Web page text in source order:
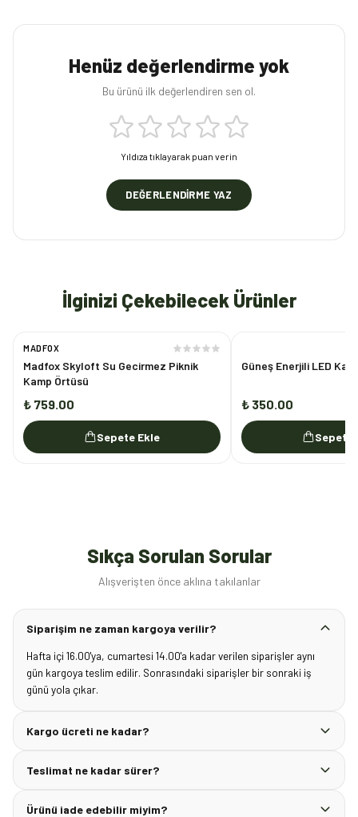
Henüz değerlendirme yok
Bu ürünü ilk değerlendiren sen ol.
Yıldıza tıklayarak puan verin
DEĞERLENDIRME YAZ
İlginizi Çekebilecek Ürünler
MADFOX
Madfox Skyloft Su Gecirmez Piknik
Kamp Örtüsü
₺ 759.00
Sepete Ekle
Güneş Enerjili LED
₺ 350.00
Sepete
Sıkça Sorulan Sorular
Alışverişten önce aklına takılanlar
Siparişim ne zaman kargoya verilir?
Hafta içi 16.00'ya, cumartesi 14.00'a kadar verilen siparişler aynı
gün kargoya teslim edilir. Sonrasındaki siparişler bir sonraki iş
günü yola çıkar.
Kargo ücreti ne kadar?
Teslimat ne kadar sürer?
Ürünü iade edebilir miyim?